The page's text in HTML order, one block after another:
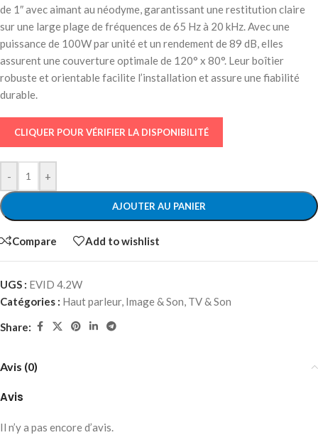
de 1″ avec aimant au néodyme, garantissant une restitution claire
sur une large plage de fréquences de 65 Hz à 20 kHz. Avec une
puissance de 100W par unité et un rendement de 89 dB, elles
assurent une couverture optimale de 120° x 80°. Leur boîtier
robuste et orientable facilite l’installation et assure une fiabilité
durable.
CLIQUER POUR VÉRIFIER LA DISPONIBILITÉ
- +
AJOUTER AU PANIER
Compare Add to wishlist
UGS : EVID 4.2W
Catégories : Haut parleur, Image & Son, TV & Son
Share:
Avis (0)
Avis
Il n’y a pas encore d’avis.